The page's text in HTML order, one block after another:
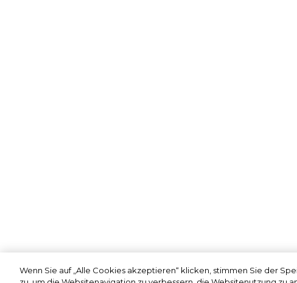
Wenn Sie auf „Alle Cookies akzeptieren“ klicken, stimmen Sie der